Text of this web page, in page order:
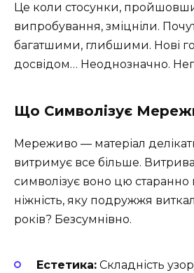
Це коли стосунки, пройшовши
випробування, зміцніли.
багатшими, глибшими. Нові
досвідом… Неоднозначно.
Що Символізує
Мереживо — матеріал
витримує все більше.
символізує воно цю старанно
ніжність, яку подружжя
років? Безсумнівно.
Естетика: Складність